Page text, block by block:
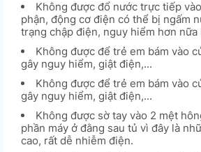
Không được đổ nước trực tiếp
phận, động cơ điện có thể bị ngấm
trạng chập điện, nguy hiểm hơn nữa
Không được để trẻ em bám vào
gây nguy hiểm, giật điện,...
Không được để trẻ em bám vào
gây nguy hiểm, giật điện,...
Không được sờ tay vào 2 mệt
phần máy ở đằng sau tủ vì đây là
cao, rất dễ nhiễm điện.